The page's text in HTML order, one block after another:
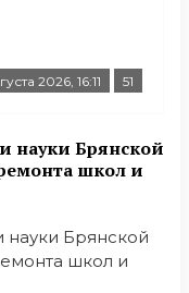
2026, 16:11 51
науки Брянской
школ и
науки Брянской
школ и